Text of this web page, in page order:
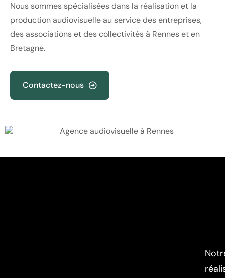
Nous sommes spécialisées dans la réalisation et la
production audiovisuelle au service des entreprises,
des associations et des collectivités à Rennes et en
Bretagne.
Contactez-nous